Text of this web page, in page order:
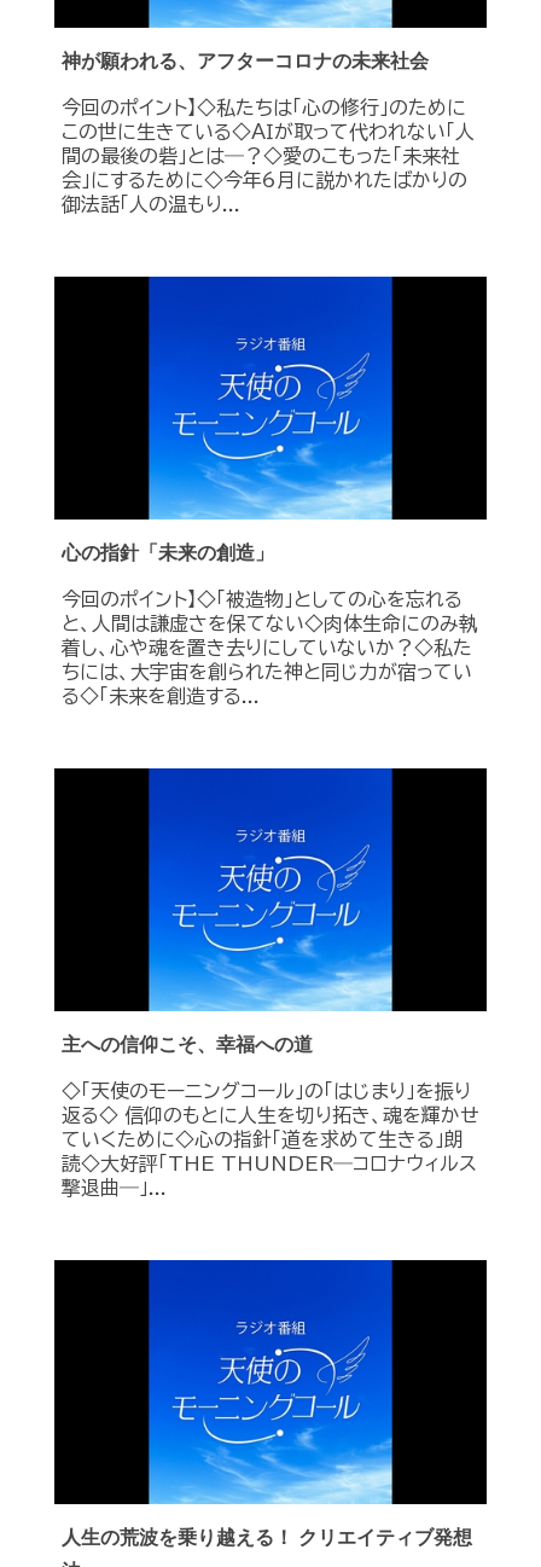
神が願われる、アフターコロナの未来社会
今回のポイント】◇私たちは「心の修行」のために
この世に生きている◇ＡＩが取って代われない「人
間の最後の砦」とは―？◇愛のこもった「未来社
会」にするために◇今年6月に説かれたばかりの
御法話「人の温もり...
心の指針「未来の創造」
今回のポイント】◇「被造物」としての心を忘れる
と、人間は謙虚さを保てない◇肉体生命にのみ執
着し、心や魂を置き去りにしていないか？◇私た
ちには、大宇宙を創られた神と同じ力が宿ってい
る◇「未来を創造する...
主への信仰こそ、幸福への道
◇「天使のモーニングコール」の「はじまり」を振り
返る◇ 信仰のもとに人生を切り拓き、魂を輝かせ
ていくために◇心の指針「道を求めて生きる」朗
読◇大好評「THE THUNDER―コロナウィルス
撃退曲―」...
人生の荒波を乗り越える！ クリエイティブ発想